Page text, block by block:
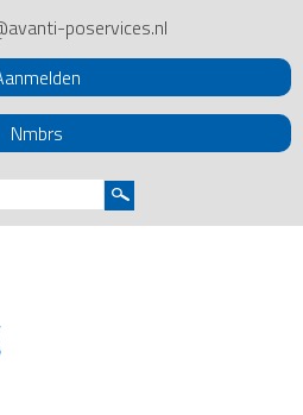
poservices.nl
Nmbrs